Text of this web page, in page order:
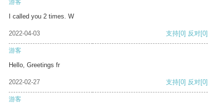
游客
I called you 2 times. W
2022-04-03 支持[0] 反对[0]
游客
Hello, Greetings fr
2022-02-27 支持[0] 反对[0]
游客